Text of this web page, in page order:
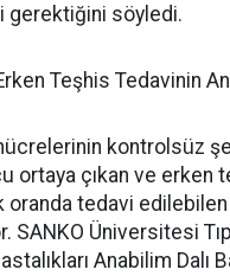
gerektiğini söyledi.
Teşhis Tedavinin
kontrolsüz
ortaya çıkan ve erken
tedavi edilebilen
SANKO Üniversitesi
Anabilim Dalı